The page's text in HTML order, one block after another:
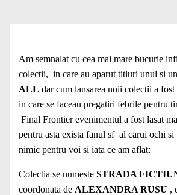
Am semnalat cu cea mai mare bucurie
colectii, in care au aparut titluri unul si
ALL dar cum lansarea noii colectii a
in care se faceau pregatiri febrile pentru
Final Frontier evenimentul a fost lasat
pentru asta exista fanul sf al carui ochi si
nimic pentru voi si iata ce am aflat:
Colectia se numeste STRADA
coordonata de ALEXANDRA RUSU ,